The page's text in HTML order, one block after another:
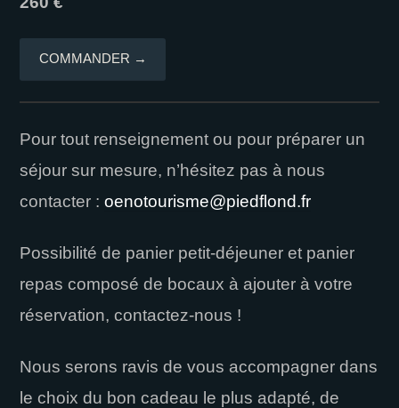
COMMANDER →
Pour tout renseignement ou pour préparer un
séjour sur mesure, n’hésitez pas à nous
contacter : oenotourisme@piedflond.fr
Possibilité de panier petit-déjeuner et panier
repas composé de bocaux à ajouter à votre
réservation, contactez-nous !
Nous serons ravis de vous accompagner dans
le choix du bon cadeau le plus adapté, de